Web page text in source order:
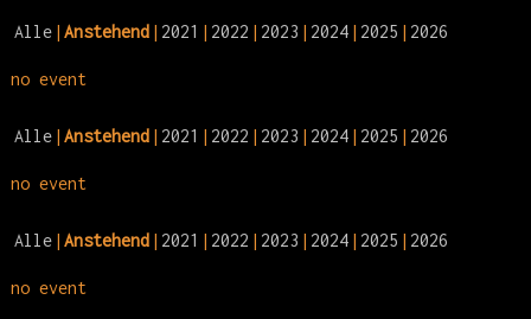
Alle Anstehend 2021 2022 2023 2024 2025 2026
no event
Alle Anstehend 2021 2022 2023 2024 2025 2026
no event
Alle Anstehend 2021 2022 2023 2024 2025 2026
no event